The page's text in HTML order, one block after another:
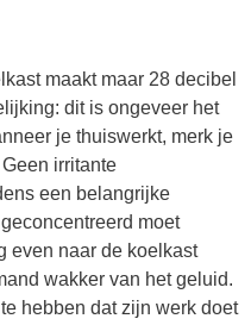
maakt maar 28 decibel
dit is ongeveer het
je thuiswerkt, merk je
irritante
een belangrijke
moet
even naar de koelkast
wakker van het geluid.
hebben dat zijn werk doet